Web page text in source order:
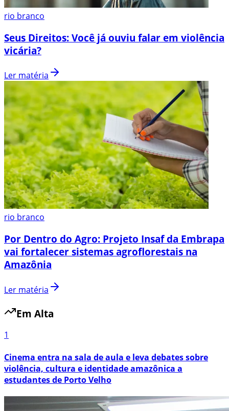
rio branco
Seus Direitos: Você já ouviu falar em violência
vicária?
Ler matéria
rio branco
Por Dentro do Agro: Projeto Insaf da Embrapa
vai fortalecer sistemas agroflorestais na
Amazônia
Ler matéria
Em Alta
1
Cinema entra na sala de aula e leva debates sobre
violência, cultura e identidade amazônica a
estudantes de Porto Velho